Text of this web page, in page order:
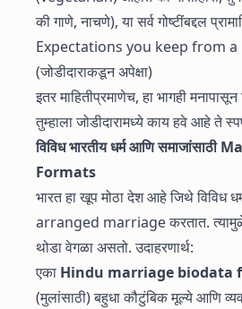
की गाणे, नाचणे), या सर्व गोष्टींबद्दल
Expectations you keep from
(जोडीदाराकडून अपेक्षा)
इतर माहितीप्रमाणेच, हा भागही
तुम्हाला जोडीदारामध्ये काय हवे आहे ते
विविध भारतीय धर्म आणि
Formats
भारत हा खूप मोठा देश आहे जिथे विविध
arranged marriage करतात. त्यामुळे
थोडा वेगळा असतो. उदाहरणार्थ:
एका Hindu marriage biodata
(मुलांसाठी) बहुधा कौटुंबिक मूल्ये आणि